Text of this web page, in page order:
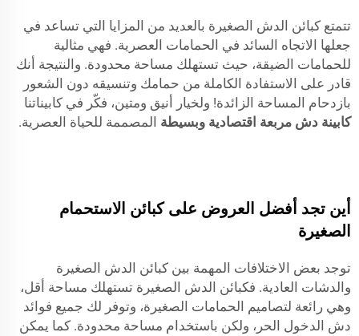
تتمتع كبائن الدش الصغيرة بالعديد من المزايا التي تساعد في
جعلها الاتجاه السائد في الحمامات العصرية. فهي مثالية
للحمامات الضيقة، حيث تستهلك مساحة محدودة. والنتيجة أنك
قادر على الاستفادة الكاملة من حمامك وتنسيقه دون الشعور
بازدحام المساحة الزائدة! ولخيار أنيق ومتين، فكّر في كابيناتنا
كابينة دش مربعة اقتصادية وبسيطة المصممة للحياة العصرية.
أين تجد أفضل العروض على كبائن الاستحمام
الصغيرة
توجد بعض الاختلافات المهمة بين كبائن الدش الصغيرة
والدشات العادية. فكبائن الدش الصغيرة تستهلك مساحة أقل،
وهي رائعة لتصاميم الحمامات الصغيرة، وتوفر لك جميع فوائد
دش الدخول الحر، ولكن باستخدام مساحة محدودة. كما يمكن